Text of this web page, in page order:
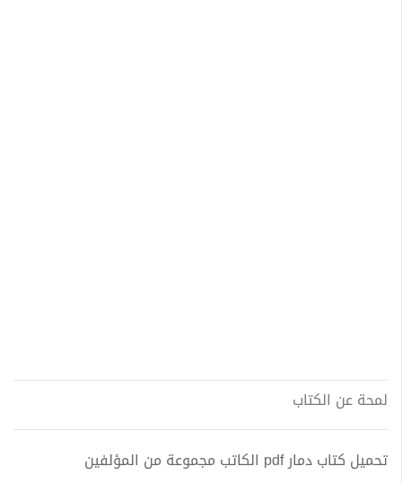
لمحة عن الكتاب
تحميل كتاب دمار pdf الكاتب مجموعة من المؤلفين